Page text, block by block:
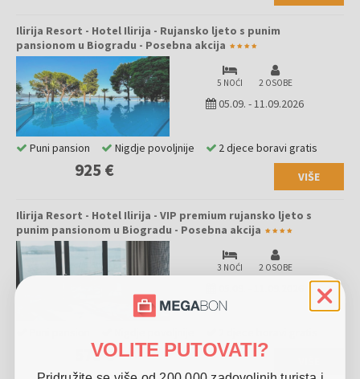
Ilirija Resort - Hotel Ilirija - Rujansko ljeto s punim
pansionom u Biogradu - Posebna akcija
5 NOĆI 2 OSOBE
05.09. -11.09.2026
925 € VIŠE
Puni pansion Nigdje povoljnije 2 djece boravi gratis
Ilirija Resort - Hotel Ilirija - VIP premium rujansko ljeto s
punim pansionom u Biogradu - Posebna akcija
3 NOĆI 2 OSOBE
575 €
VOLITE PUTOVATI?